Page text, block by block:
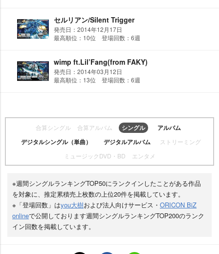
セルリアン/Silent Trigger
発売日：2014年12月17日
最高順位：10位 登場回数：6週
wimp ft.Lil’Fang(from FAKY)
発売日：2014年03月12日
最高順位：13位 登場回数：6週
合算シングル 合算アルバム シングル
アルバム
デジタルシングル（単曲）
デジタルアルバム
ストリーミング
ミュージックDVD・BD
エンタメ
※週間シングルランキングTOP50にランクインしたことがある作品
を対象に、推定累積売上枚数の上位20件を掲載しています。
※「登場回数」はyou大樹および法人向けサービス・ ORICON BiZ
onlineで公開しております週間シングルランキングTOP200のランク
イン回数を掲載しています。